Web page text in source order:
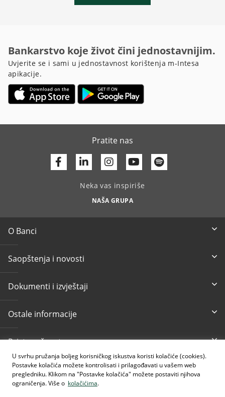
U svrhu pružanja boljeg korisničkog iskustva koristi kolačiće (cookies).
Postavke kolačića možete kontrolisati i prilagođavati u vašem web
pregledniku. Klikom na "Postavke kolačića" možete postaviti njihova
ograničenja. Više o kolačićima.
Bankarstvo koje život čini jednostavnijim.
Uvjerite se i sami u jednostavnost korištenja m-Intesa
apikacije.
Pratite nas
Facebook
Linkedin Youtube
Neka vas inspiriše
NAŠA GRUPA
O Banci
Saopštenja i novosti
Dokumenti i izvještaji
Ostale informacije
Pristupačnost
Besplatni info telefon
080 020 307
E-mail
info@intesasanpaolobanka.b